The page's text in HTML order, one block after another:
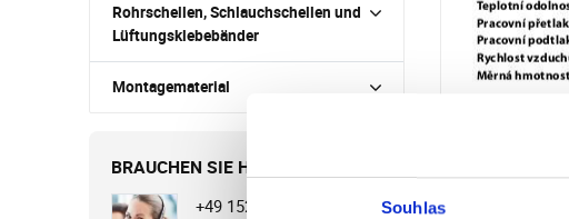
Souhlas
Rohrschellen, Schlauchschellen und
Lüftungsklebebänder
Montagematerial
BRAUCHEN SIE HILFE?
+49 1525 4513649